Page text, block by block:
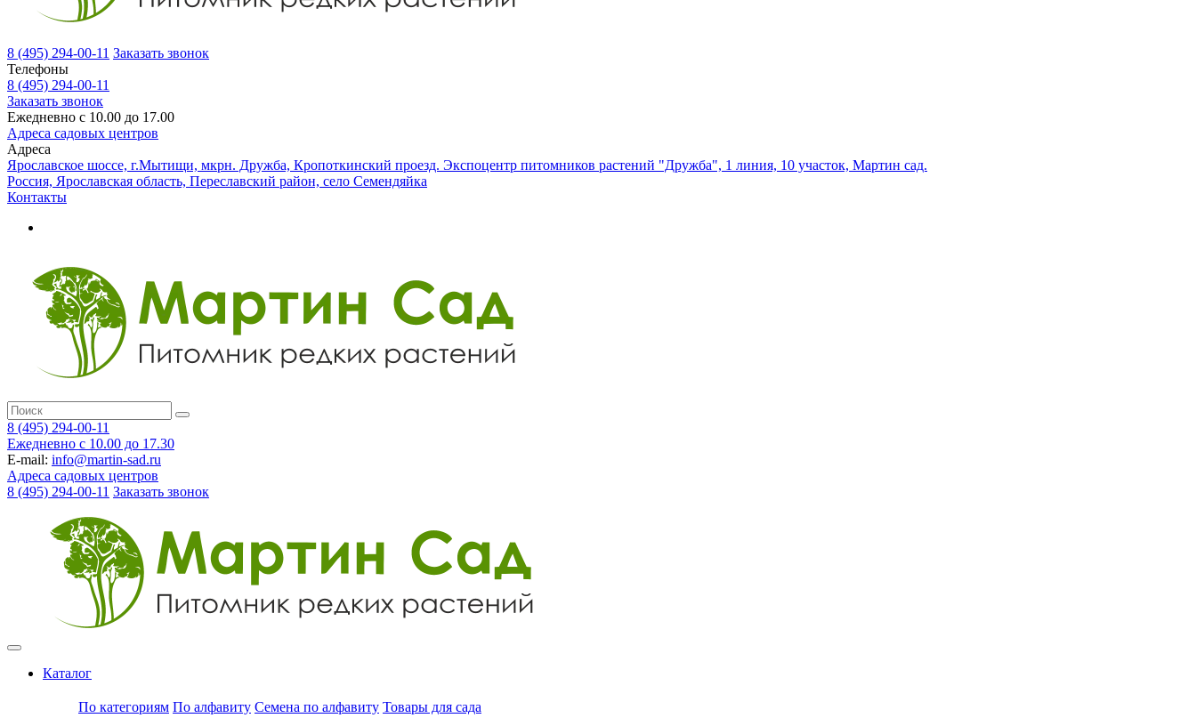
8 (495) 294-00-11 Заказать звонок
Телефоны
8 (495) 294-00-11
Заказать звонок
Ежедневно с 10.00 до 17.00
Адреса садовых центров
Адреса
Ярославское шоссе, г.Мытищи, мкрн. Дружба, Кропоткинский проезд. Экспоцентр питомников растений "Дружба", 1 линия, 10 участок, Мартин сад.
Россия, Ярославская область, Переславский район, село Семендяйка
Контакты
8 (495) 294-00-11
Ежедневно с 10.00 до 17.30
E-mail: info@martin-sad.ru
Адреса садовых центров
8 (495) 294-00-11 Заказать звонок
Каталог
По категориям По алфавиту Семена по алфавиту Товары для сада